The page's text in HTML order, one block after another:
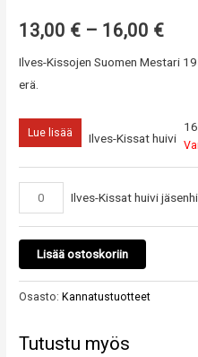
13,00 € – 16,00 €
Ilves-Kissojen Suomen Mestari
erä.
Lue lisää Ilves-Kissat huivi
Ilves-Kissat huivi
Lisää ostoskoriin
Osasto: Kannatustuotteet
Tutustu myös